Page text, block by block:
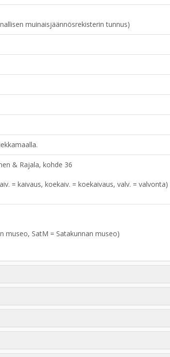
muinaisjäännösrekisterin tunnus)
& Rajala, kohde 36
= kaivaus, koekaiv. = koekaivaus, valv. = valvonta)
museo, SatM = Satakunnan museo)